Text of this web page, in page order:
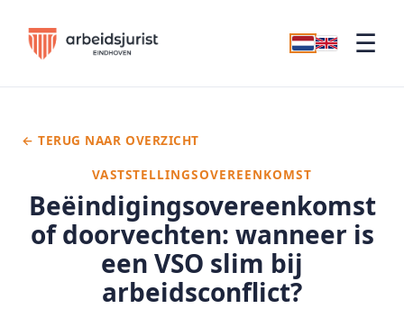
☰
Beëindigingsovereenkomst
of doorvechten: wanneer is
een VSO slim bij
arbeidsconflict?
← TERUG NAAR OVERZICHT
VASTSTELLINGSOVEREENKOMST